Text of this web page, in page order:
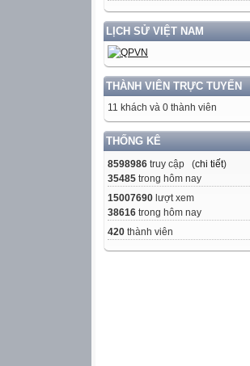
LỊCH SỬ VIỆT NAM
THÀNH VIÊN TRỰC TUYẾN
11 khách và 0 thành viên
THỐNG KÊ
8598986 truy cập (chi tiết)
35485 trong hôm nay
15007690 lượt xem
38616 trong hôm nay
420 thành viên